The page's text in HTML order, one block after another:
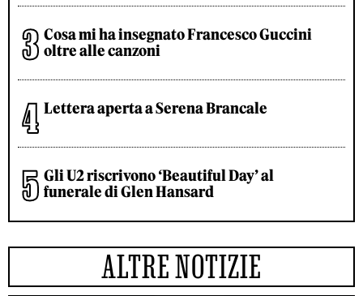
Cosa mi ha insegnato Francesco Guccini
oltre alle canzoni
Lettera aperta a Serena Brancale
Gli U2 riscrivono ‘Beautiful Day’ al
funerale di Glen Hansard
ALTRE NOTIZIE